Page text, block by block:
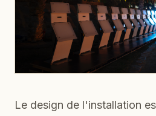
Le design de l'installation